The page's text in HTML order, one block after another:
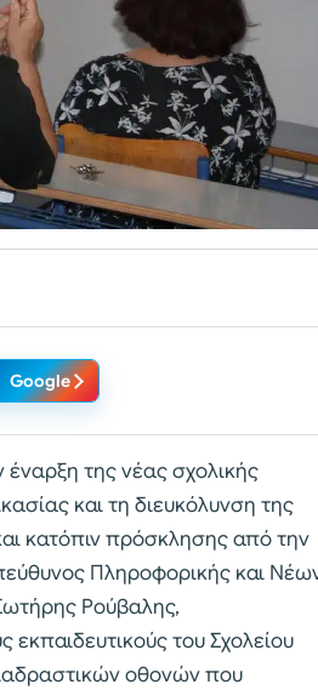
Google
έναρξη της νέας σχολικής
και τη διευκόλυνση της
κατόπιν πρόσκλησης από την
Πληροφορικής και
Ρούβαλης,
του Σχολείου
οθονών που